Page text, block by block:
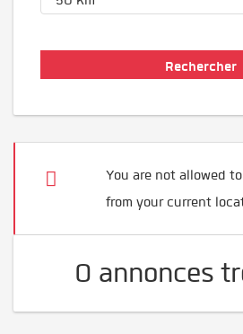
You are not allowed
from your current
0 annonces